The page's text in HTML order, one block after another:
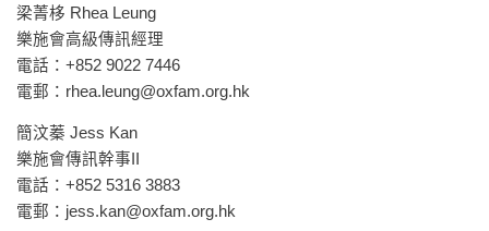
梁菁栘 Rhea Leung
樂施會高級傳訊經理
電話：+852 9022 7446
電郵： rhea.leung@oxfam.org.hk
簡汶蓁 Jess Kan
樂施會傳訊幹事II
電話：+852 5316 3883
電郵： jess.kan@oxfam.org.hk